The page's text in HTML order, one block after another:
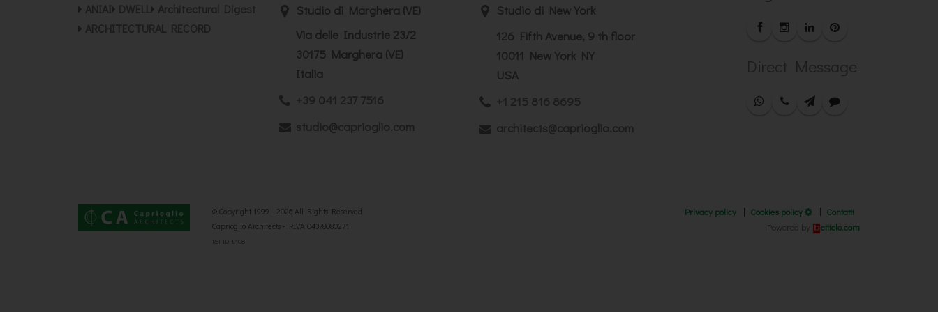
ANIAI DWELL
Architectural Digest
ARCHITECTURAL RECORD
Studio di Marghera (VE)
Via delle Industrie 23/2
30175 Marghera (VE)
Italia
+39 041 237 7516
studio@caprioglio.com
Studio di New York
126 Fifth Avenue, 9 th floor
10011 New York NY
USA
+1 215 816 8695
architects@caprioglio.com
Direct Message
© Copyright 1999 - 2026 All Rights Reserved
Caprioglio Architects - P.IVA 04378080271
Rel ID L1C8
Privacy policy Cookies policy
Contatti
Powered by
ettiolo.com